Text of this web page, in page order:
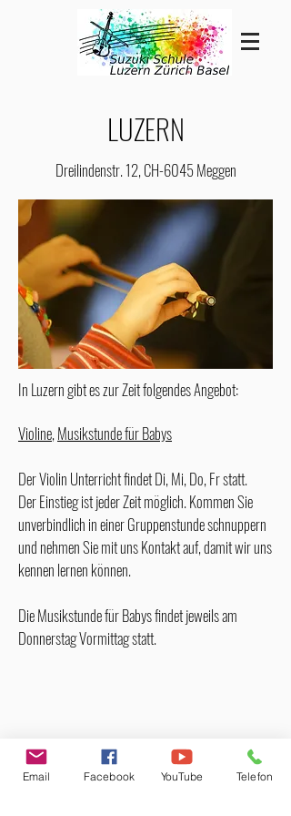
LUZERN
Dreilindenstr. 12, CH-6045 Meggen
In Luzern gibt es zur Zeit folgendes Angebot:
Violine,Musikstunde für Babys
Der Violin Unterricht findet Di, Mi, Do, Fr statt.
Der Einstieg ist jeder Zeit möglich. Kommen Sie
unverbindlich in einer Gruppenstunde schnuppern
und nehmen Sie mit uns Kontakt auf, damit wir uns
kennen lernen können.
Die Musikstunde für Babys findet jeweils am
Donnerstag Vormittag statt.
Email Facebook YouTube Telefon